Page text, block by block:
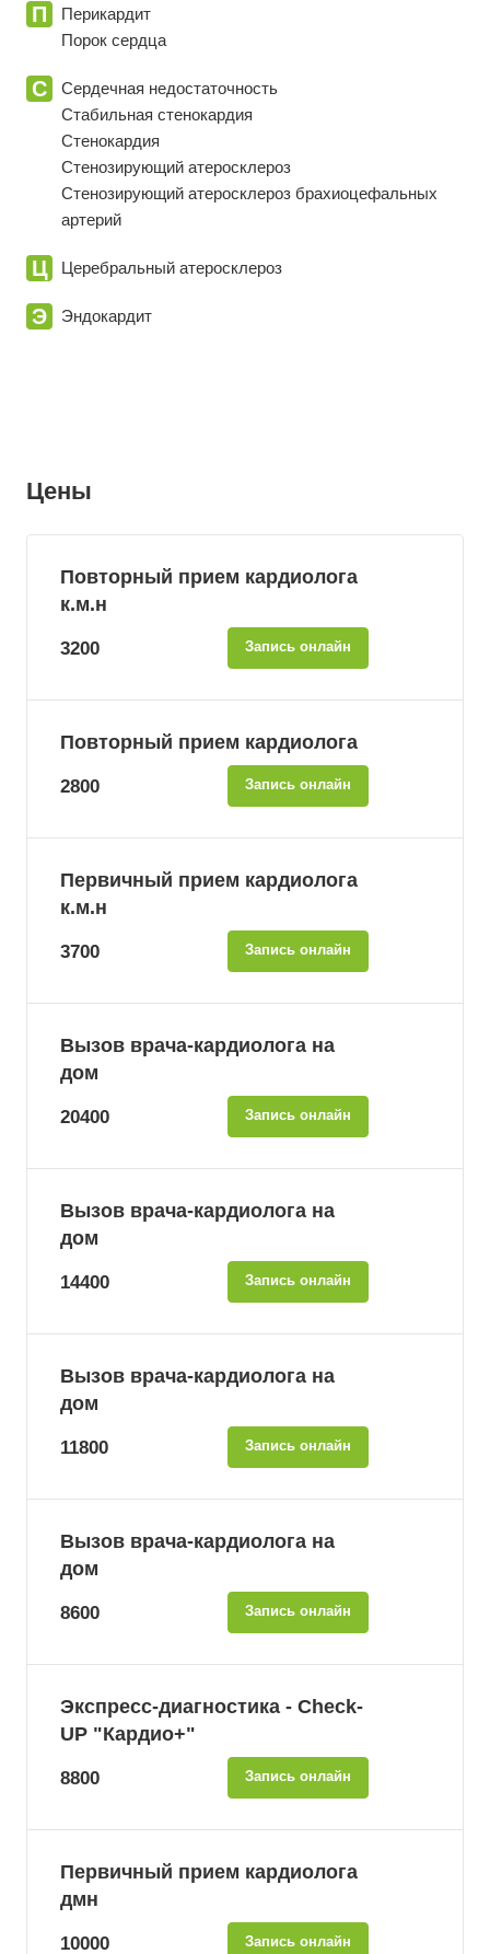
П
Перикардит
Порок сердца
C
Сердечная недостаточность
Стабильная стенокардия
Стенокардия
Cтенозирующий атеросклероз
Cтенозирующий атеросклероз брахиоцефальных
артерий
Ц Церебральный атеросклероз
Э Эндокардит
Цены
Повторный прием кардиолога
к.м.н
3200 Запись онлайн
Повторный прием кардиолога
2800 Запись онлайн
Первичный прием кардиолога
к.м.н
3700 Запись онлайн
Вызов врача-кардиолога на
дом
20400 Запись онлайн
Вызов врача-кардиолога на
дом
14400 Запись онлайн
Вызов врача-кардиолога на
дом
11800 Запись онлайн
Вызов врача-кардиолога на
дом
8600 Запись онлайн
Экспресс-диагностика - Check-
UP "Кардио+"
8800 Запись онлайн
Первичный прием кардиолога
дмн
10000 Запись онлайн